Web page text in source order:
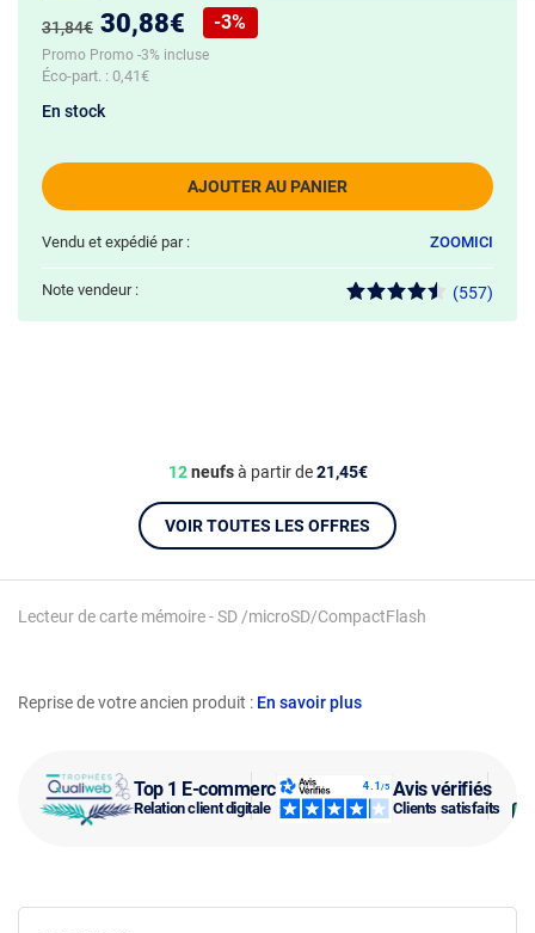
Top 1 E-commerce
Relation client digitale
Avis vérifiés
Clients satisfaits
Reprise de votre ancien produit : En savoir plus
Lecteur de carte mémoire - SD /microSD/CompactFlash
Ancien prix :
31,84€ Nouveau prix :
30,88€
Réduction de :
-3%
Promo Promo -3% incluse
Éco-part. : 0,41€
AJOUTER AU PANIER
En stock
Vendu et expédié par : ZOOMICI
Note vendeur : (557)
12neufsà partir de21,45€
VOIR TOUTES LES OFFRES